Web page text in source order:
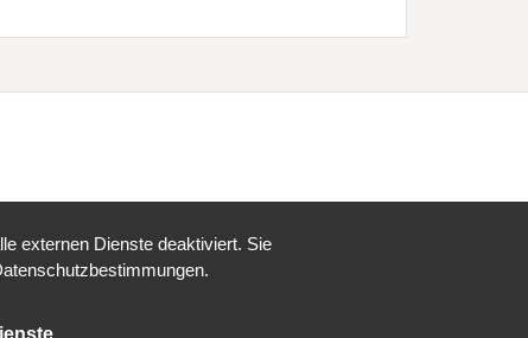
externen Dienste deaktiviert. Sie